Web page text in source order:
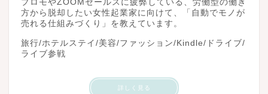
プロモやZOOMセールスに疲弊している、労働型の働き
方から脱却したい女性起業家に向けて、「自動でモノが
売れる仕組みづくり」を教えています。
旅行/ホテルステイ/美容/ファッション/Kindle/ドライブ/
ライブ参戦
詳しく見る